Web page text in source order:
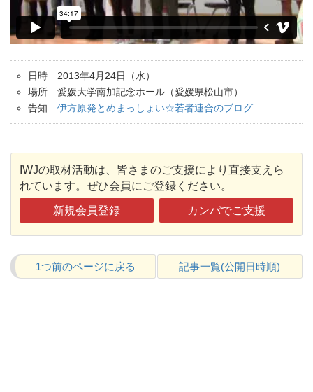
日時 2013年4月24日（水）
場所 愛媛大学南加記念ホール（愛媛県松山市）
告知 伊方原発とめまっしょい☆若者連合のブログ
IWJの取材活動は、皆さまのご支援により直接支えら
れています。ぜひ会員にご登録ください。
新規会員登録 カンパでご支援
1つ前のページに戻る 記事一覧(公開日時順)